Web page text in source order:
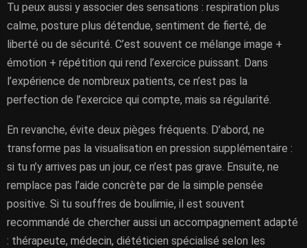
Tu peux aussi y associer des sensations : respiration plus
calme, posture plus détendue, sentiment de fierté, de
liberté ou de sécurité. C’est souvent ce mélange image +
émotion + répétition qui rend l’exercice puissant. Dans
l’expérience de nombreux patients, ce n’est pas la
perfection de l’exercice qui compte, mais sa régularité.
En revanche, évite deux pièges fréquents. D’abord, ne
transforme pas la visualisation en pression supplémentaire :
si tu n’y arrives pas un jour, ce n’est pas grave. Ensuite, ne
remplace pas l’aide concrète par de la simple pensée
positive. Si tu souffres de boulimie, il est souvent
recommandé de chercher aussi un accompagnement adapté
: thérapeute, médecin, diététicien spécialisé selon les